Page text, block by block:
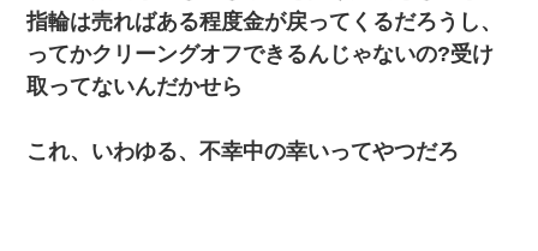
指輪は売ればある程度金が戻ってくるだろうし、
ってかクリーングオフできるんじゃないの?受け
取ってないんだかせら
これ、いわゆる、不幸中の幸いってやつだろ